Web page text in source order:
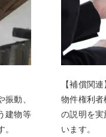
動、
建物等
【補償関連
物件権利
の説明を
います。